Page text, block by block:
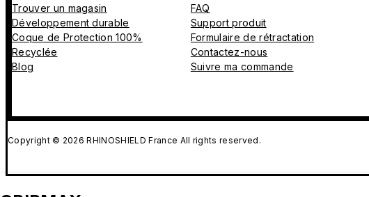
Trouver un magasin
Développement durable
Coque de Protection 100%
Recyclée
Blog
FAQ
Support produit
Formulaire de rétractation
Contactez-nous
Suivre ma commande
Copyright © 2026 RHINOSHIELD France All rights reserved.